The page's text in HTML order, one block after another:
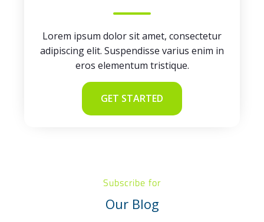
Lorem ipsum dolor sit amet, consectetur
adipiscing elit. Suspendisse varius enim in
eros elementum tristique.
GET STARTED
Subscribe for
Our Blog